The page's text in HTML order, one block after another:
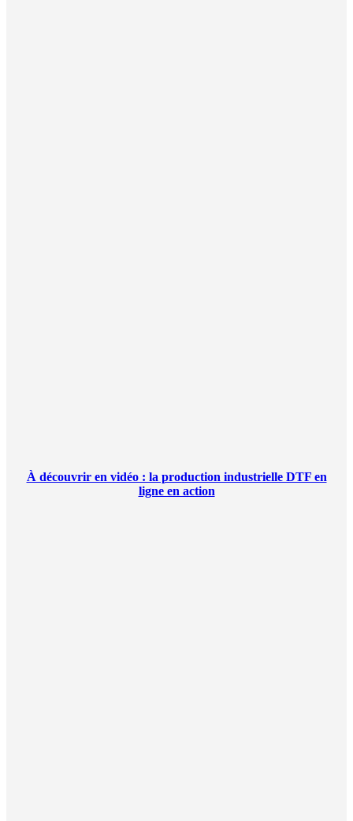
À découvrir en vidéo : la production industrielle DTF en
ligne en action